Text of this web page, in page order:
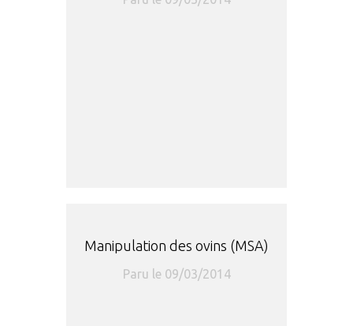
Manipulation des ovins (MSA)
Paru le 09/03/2014